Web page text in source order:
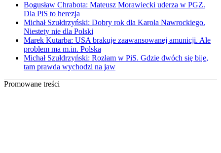
Bogusław Chrabota: Mateusz Morawiecki uderza w PGZ.
Dla PiS to herezja
Michał Szułdrzyński: Dobry rok dla Karola Nawrockiego.
Niestety nie dla Polski
Marek Kutarba: USA brakuje zaawansowanej amunicji. Ale
problem ma m.in. Polska
Michał Szułdrzyński: Rozłam w PiS. Gdzie dwóch się bije,
tam prawda wychodzi na jaw
Promowane treści